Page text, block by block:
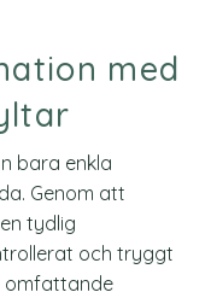
med
bara enkla
Genom att
tydlig
och tryggt
omfattande